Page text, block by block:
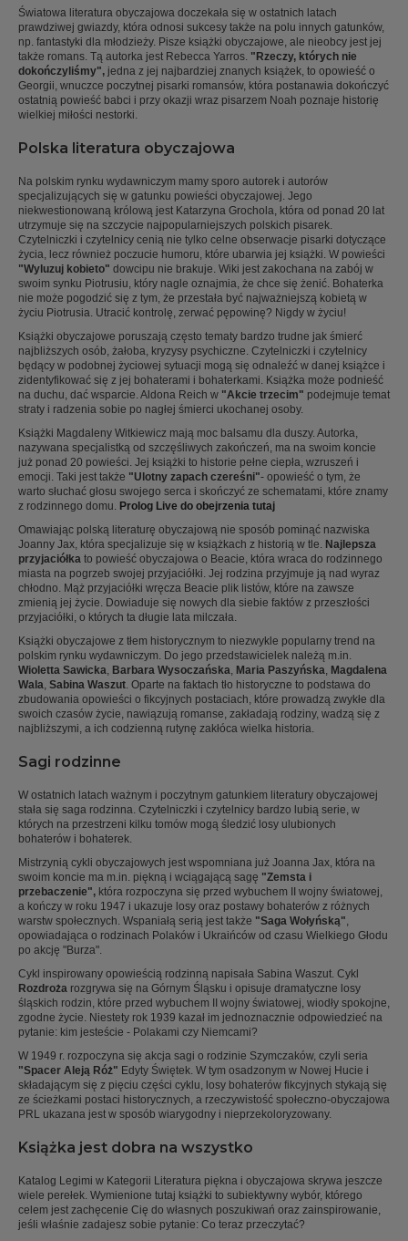
Światowa literatura obyczajowa doczekała się w ostatnich latach
prawdziwej gwiazdy, która odnosi sukcesy także na polu innych gatunków,
np. fantastyki dla młodzieży. Pisze książki obyczajowe, ale nieobcy jest jej
także romans. Tą autorka jest Rebecca Yarros. "Rzeczy, których nie
dokończyliśmy", jedna z jej najbardziej znanych książek, to opowieść o
Georgii, wnuczce poczytnej pisarki romansów, która postanawia dokończyć
ostatnią powieść babci i przy okazji wraz pisarzem Noah poznaje historię
wielkiej miłości nestorki.
Polska literatura obyczajowa
Na polskim rynku wydawniczym mamy sporo autorek i autorów
specjalizujących się w gatunku powieści obyczajowej. Jego
niekwestionowaną królową jest Katarzyna Grochola, która od ponad 20 lat
utrzymuje się na szczycie najpopularniejszych polskich pisarek.
Czytelniczki i czytelnicy cenią nie tylko celne obserwacje pisarki dotyczące
życia, lecz również poczucie humoru, które ubarwia jej książki. W powieści
"Wyluzuj kobieto" dowcipu nie brakuje. Wiki jest zakochana na zabój w
swoim synku Piotrusiu, który nagle oznajmia, że chce się żenić. Bohaterka
nie może pogodzić się z tym, że przestała być najważniejszą kobietą w
życiu Piotrusia. Utracić kontrolę, zerwać pępowinę? Nigdy w życiu!
Książki obyczajowe poruszają często tematy bardzo trudne jak śmierć
najbliższych osób, żałoba, kryzysy psychiczne. Czytelniczki i czytelnicy
będący w podobnej życiowej sytuacji mogą się odnaleźć w danej książce i
zidentyfikować się z jej bohaterami i bohaterkami. Książka może podnieść
na duchu, dać wsparcie. Aldona Reich w "Akcie trzecim" podejmuje temat
straty i radzenia sobie po nagłej śmierci ukochanej osoby.
Książki Magdaleny Witkiewicz mają moc balsamu dla duszy. Autorka,
nazywana specjalistką od szczęśliwych zakończeń, ma na swoim koncie
już ponad 20 powieści. Jej książki to historie pełne ciepła, wzruszeń i
emocji. Taki jest także "Ulotny zapach czereśni"- opowieść o tym, że
warto słuchać głosu swojego serca i skończyć ze schematami, które znamy
z rodzinnego domu. Prolog Live do obejrzenia tutaj
Omawiając polską literaturę obyczajową nie sposób pominąć nazwiska
Joanny Jax, która specjalizuje się w książkach z historią w tle. Najlepsza
przyjaciółka to powieść obyczajowa o Beacie, która wraca do rodzinnego
miasta na pogrzeb swojej przyjaciółki. Jej rodzina przyjmuje ją nad wyraz
chłodno. Mąż przyjaciółki wręcza Beacie plik listów, które na zawsze
zmienią jej życie. Dowiaduje się nowych dla siebie faktów z przeszłości
przyjaciółki, o których ta długie lata milczała.
Książki obyczajowe z tłem historycznym to niezwykle popularny trend na
polskim rynku wydawniczym. Do jego przedstawicielek należą m.in.
Wioletta Sawicka, Barbara Wysoczańska, Maria Paszyńska, Magdalena
Wala, Sabina Waszut. Oparte na faktach tło historyczne to podstawa do
zbudowania opowieści o fikcyjnych postaciach, które prowadzą zwykłe dla
swoich czasów życie, nawiązują romanse, zakładają rodziny, wadzą się z
najbliższymi, a ich codzienną rutynę zakłóca wielka historia.
Sagi rodzinne
W ostatnich latach ważnym i poczytnym gatunkiem literatury obyczajowej
stała się saga rodzinna. Czytelniczki i czytelnicy bardzo lubią serie, w
których na przestrzeni kilku tomów mogą śledzić losy ulubionych
bohaterów i bohaterek.
Mistrzynią cykli obyczajowych jest wspomniana już Joanna Jax, która na
swoim koncie ma m.in. piękną i wciągającą sagę "Zemsta i
przebaczenie", która rozpoczyna się przed wybuchem II wojny światowej,
a kończy w roku 1947 i ukazuje losy oraz postawy bohaterów z różnych
warstw społecznych. Wspaniałą serią jest także "Saga Wołyńską",
opowiadająca o rodzinach Polaków i Ukraińców od czasu Wielkiego Głodu
po akcję "Burza".
Cykl inspirowany opowieścią rodzinną napisała Sabina Waszut. Cykl
Rozdroża rozgrywa się na Górnym Śląsku i opisuje dramatyczne losy
śląskich rodzin, które przed wybuchem II wojny światowej, wiodły spokojne,
zgodne życie. Niestety rok 1939 kazał im jednoznacznie odpowiedzieć na
pytanie: kim jesteście - Polakami czy Niemcami?
W 1949 r. rozpoczyna się akcja sagi o rodzinie Szymczaków, czyli seria
"Spacer Aleją Róż" Edyty Świętek. W tym osadzonym w Nowej Hucie i
składającym się z pięciu części cyklu, losy bohaterów fikcyjnych stykają się
ze ścieżkami postaci historycznych, a rzeczywistość społeczno-obyczajowa
PRL ukazana jest w sposób wiarygodny i nieprzekoloryzowany.
Książka jest dobra na wszystko
Katalog Legimi w Kategorii Literatura piękna i obyczajowa skrywa jeszcze
wiele perełek. Wymienione tutaj książki to subiektywny wybór, którego
celem jest zachęcenie Cię do własnych poszukiwań oraz zainspirowanie,
jeśli właśnie zadajesz sobie pytanie: Co teraz przeczytać?